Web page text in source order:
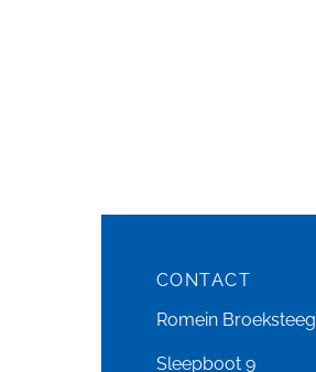
CONTACT
Romein Broeksteeg
Sleepboot 9